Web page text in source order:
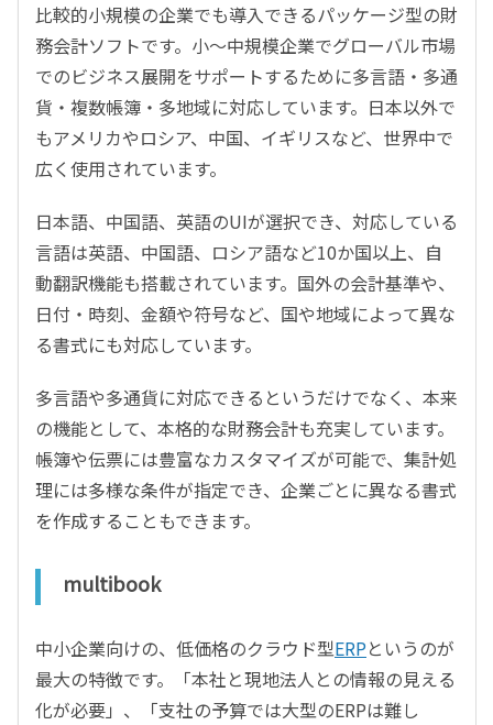
比較的小規模の企業でも導入できるパッケージ型の財
務会計ソフトです。小～中規模企業でグローバル市場
でのビジネス展開をサポートするために多言語・多通
貨・複数帳簿・多地域に対応しています。日本以外で
もアメリカやロシア、中国、イギリスなど、世界中で
広く使用されています。
日本語、中国語、英語のUIが選択でき、対応している
言語は英語、中国語、ロシア語など10か国以上、自
動翻訳機能も搭載されています。国外の会計基準や、
日付・時刻、金額や符号など、国や地域によって異な
る書式にも対応しています。
多言語や多通貨に対応できるというだけでなく、本来
の機能として、本格的な財務会計も充実しています。
帳簿や伝票には豊富なカスタマイズが可能で、集計処
理には多様な条件が指定でき、企業ごとに異なる書式
を作成することもできます。
multibook
中小企業向けの、低価格のクラウド型ERPというのが
最大の特徴です。「本社と現地法人との情報の見える
化が必要」、「支社の予算では大型のERPは難し